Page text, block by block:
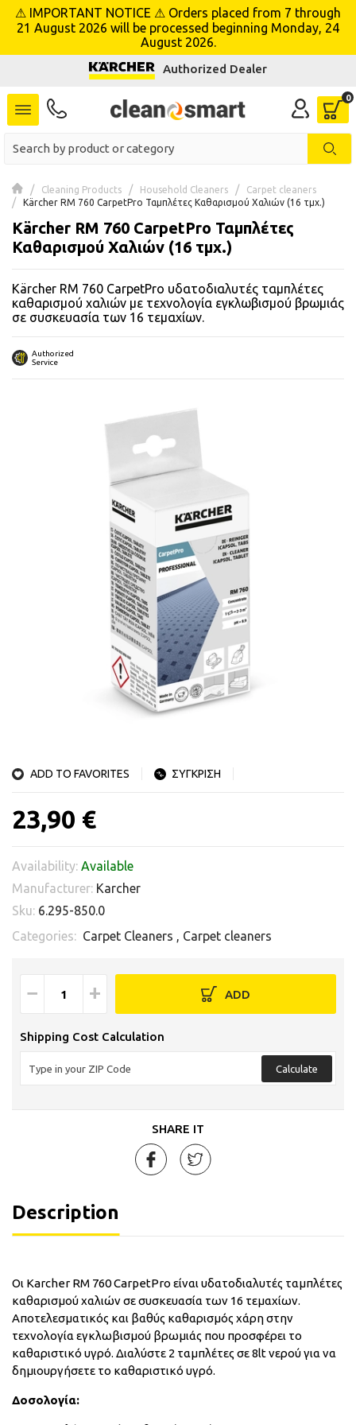
menu
⚠ IMPORTANT NOTICE ⚠ Orders placed from 7 through
21 August 2026 will be processed beginning Monday, 24
August 2026.
Authorized Dealer
Cleaning Products Household Cleaners
Carpet cleaners
Kärcher RM 760 CarpetPro Ταμπλέτες Καθαρισμού Χαλιών (16 τμχ.)
Kärcher RM 760 CarpetPro Ταμπλέτες
Καθαρισμού Χαλιών (16 τμχ.)
Kärcher RM 760 CarpetPro υδατοδιαλυτές ταμπλέτες
καθαρισμού χαλιών με τεχνολογία εγκλωβισμού βρωμιάς
σε συσκευασία των 16 τεμαχίων.
Authorized
Service
ADD TO FAVORITES ΣΥΓΚΡΙΣΗ
23,90 €
Availability: Available
Manufacturer: Karcher
Sku: 6.295-850.0
Categories: Carpet Cleaners , Carpet cleaners
− + ADD
Shipping Cost Calculation
Calculate
SHARE IT
Description
Οι Karcher RM 760 CarpetPro είναι υδατοδιαλυτές ταμπλέτες
καθαρισμού χαλιών σε συσκευασία των 16 τεμαχίων.
Αποτελεσματικός και βαθύς καθαρισμός χάρη στην
τεχνολογία εγκλωβισμού βρωμιάς που προσφέρει το
καθαριστικό υγρό. Διαλύστε 2 ταμπλέτες σε 8lt νερού για να
δημιουργήσετε το καθαριστικό υγρό.
Δοσολογία: